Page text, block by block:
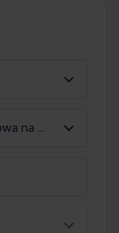
na Solisko